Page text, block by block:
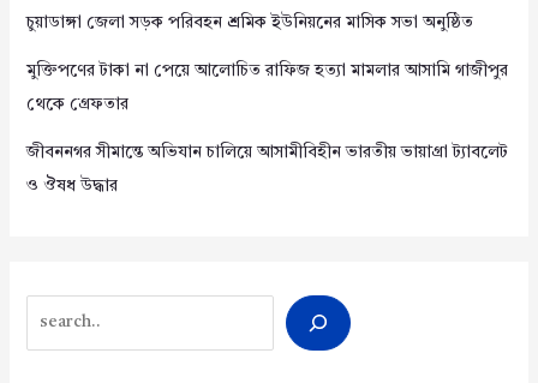
চুয়াডাঙ্গা জেলা সড়ক পরিবহন শ্রমিক ইউনিয়নের মাসিক সভা অনুষ্ঠিত
মুক্তিপণের টাকা না পেয়ে আলোচিত রাফিজ হত্যা মামলার আসামি গাজীপুর
থেকে গ্রেফতার
জীবননগর সীমান্তে অভিযান চালিয়ে আসামীবিহীন ভারতীয় ভায়াগ্রা ট্যাবলেট
ও ঔষধ উদ্ধার